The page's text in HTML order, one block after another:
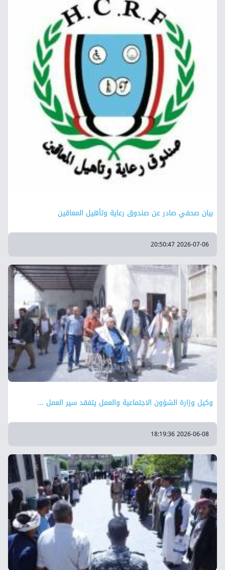
بيان صحفي صادر عن صندوق رعاية وتأهيل المعاقين
2026-07-06 20:50:47
وكيل وزارة الشؤون الاجتماعية والعمل يتفقد سير العمل ...
2026-06-08 18:19:36